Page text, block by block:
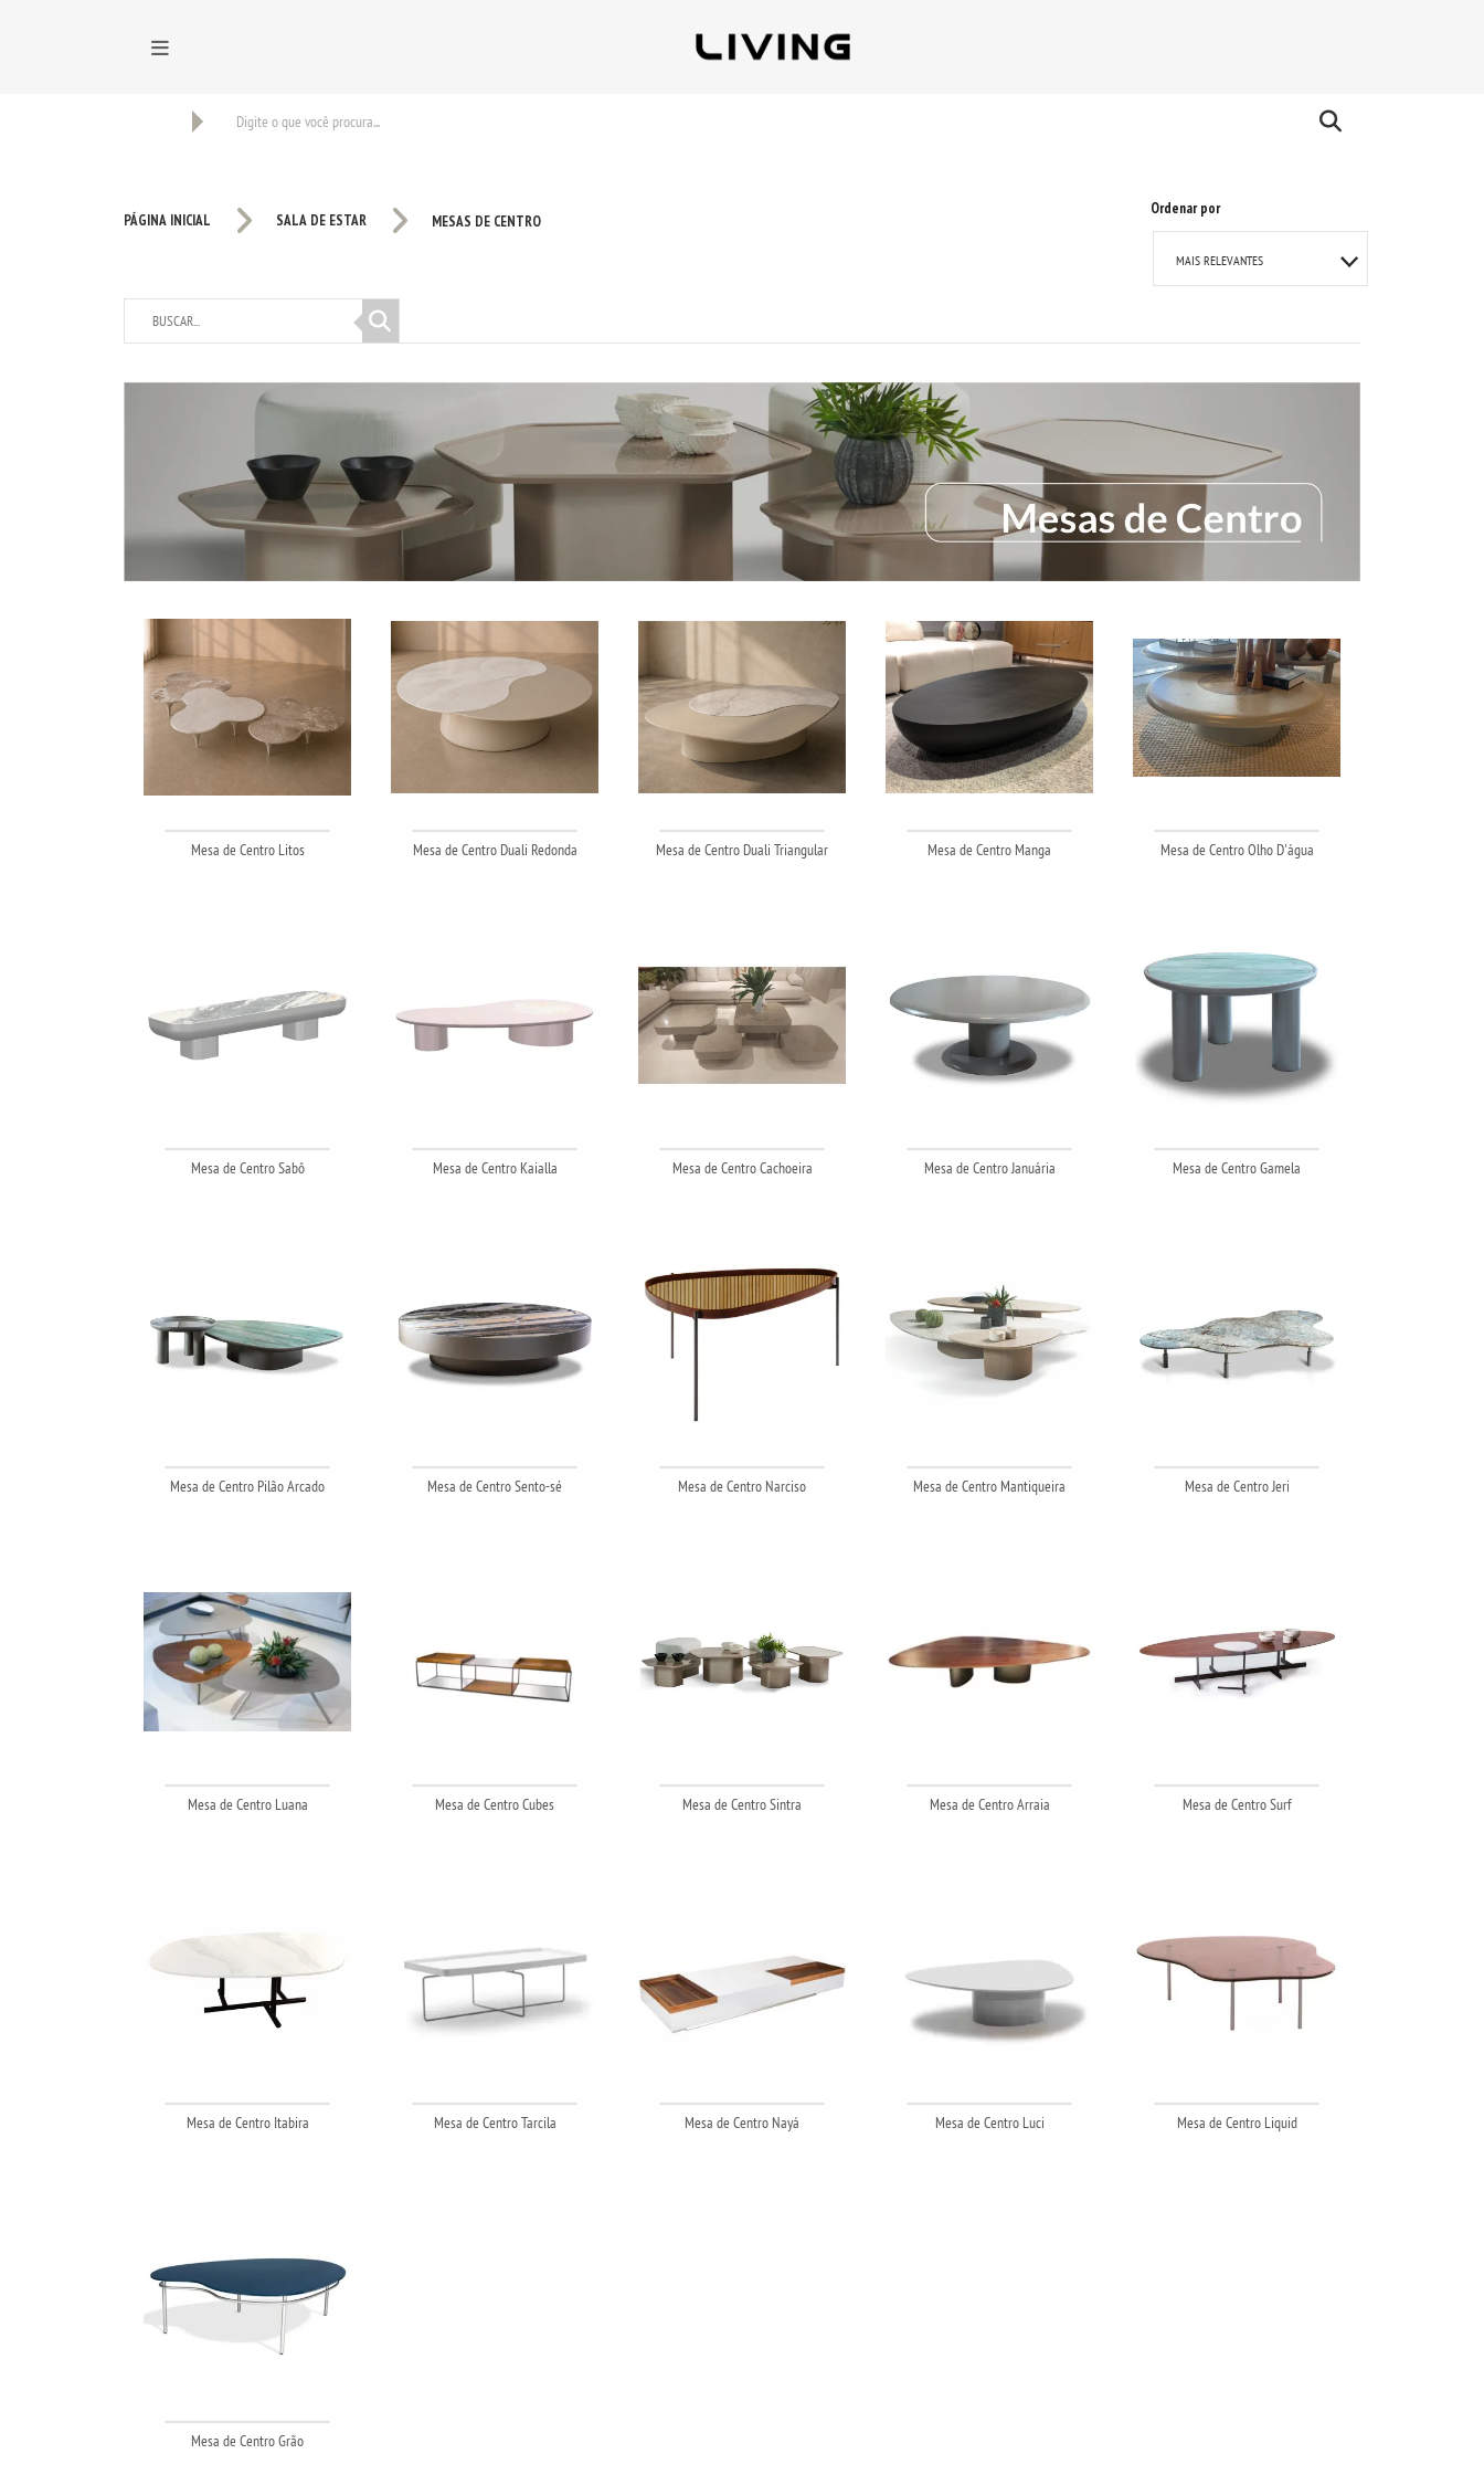
PÁGINA INICIAL SALA DE ESTAR MESAS DE CENTRO
Ordenar por
MAIS RELEVANTES
Mesa de Centro Litos Mesa de Centro Duali Redonda Mesa de Centro Duali Triangular Mesa de Centro Manga Mesa de Centro Olho D'água
Mesa de Centro Sabô Mesa de Centro Kaialla Mesa de Centro Cachoeira Mesa de Centro Januária Mesa de Centro Gamela
Mesa de Centro Pilão Arcado Mesa de Centro Sento-sé Mesa de Centro Narciso Mesa de Centro Mantiqueira Mesa de Centro Jeri
Mesa de Centro Luana Mesa de Centro Cubes Mesa de Centro Sintra Mesa de Centro Arraia Mesa de Centro Surf
Mesa de Centro Itabira Mesa de Centro Tarcila Mesa de Centro Nayá Mesa de Centro Luci Mesa de Centro Liquid
Mesa de Centro Grão